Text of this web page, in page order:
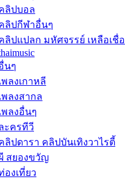
ลิปบอล
ลิปกีฬาอื่นๆ
ลิปแปลก มหัศจรรย์ เหลือเชื่อ
นๆ
พลงเกาหลี
พลงสากล
พลงอื่นๆ
ะครทีวี
ลิปดารา คลิปบันเทิงวาไรตี้
สยองขวัญ
องเที่ยว